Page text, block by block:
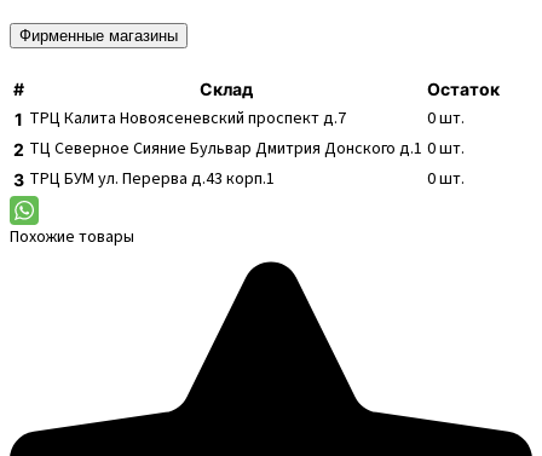
Фирменные магазины
# Склад
Остаток
1 ТРЦ Калита Новоясеневский проспект д.7 0шт.
2 ТЦ Северное Сияние Бульвар Дмитрия Донского д.1 0шт.
3 ТРЦ БУМ ул. Перерва д.43 корп.1 0шт.
Похожие товары